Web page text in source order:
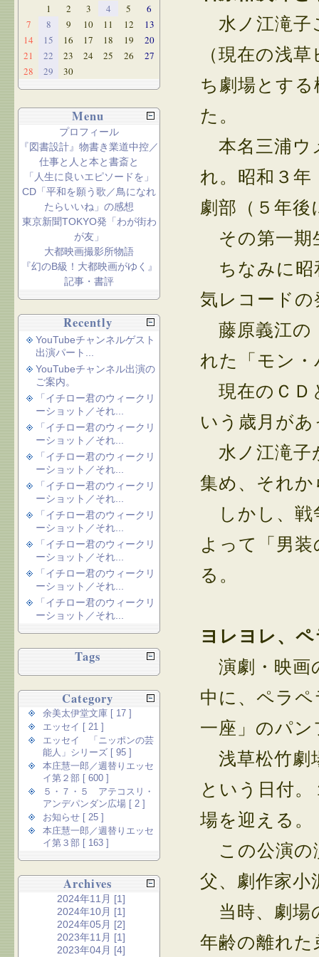
水ノ江滝子
（現在の浅
ち劇場とす
た。
本名三浦ウ
れ。昭和３年
劇部（５年後
その第一期
ちなみに昭
気レコード
藤原義江の
れた「モン
現在のＣＤ
いう歳月が
水ノ江滝子
集め、それ
しかし、戦
よって「男
る。
ヨレヨレ、
演劇・映画
中に、ペラ
一座」のパ
浅草松竹劇
という日付
場を迎える。
この公演の
父、劇作家小
当時、劇場
年齢の離れ
1 2 3 4 5
6
7
8 9 10 11 12
13
14
15 16 17 18 19
20
21
22 23 24 25 26
27
28
29 30
Menu
プロフィール
『図書設計』物書き業道中控／
仕事と人と本と書斎と
「人生に良いエピソードを」
CD「平和を願う歌／鳥になれ
たらいいね」の感想
東京新聞TOKYO発「わが街わ
が友」
大都映画撮影所物語
『幻のB級！大都映画がゆく』
記事・書評
Recently
YouTubeチャンネルゲスト
出演パート...
YouTubeチャンネル出演の
ご案内。
「イチロー君のウィークリ
ーショット／それ...
「イチロー君のウィークリ
ーショット／それ...
「イチロー君のウィークリ
ーショット／それ...
「イチロー君のウィークリ
ーショット／それ...
「イチロー君のウィークリ
ーショット／それ...
「イチロー君のウィークリ
ーショット／それ...
「イチロー君のウィークリ
ーショット／それ...
「イチロー君のウィークリ
ーショット／それ...
Tags
Category
余美太伊堂文庫 [ 17 ]
エッセイ [ 21 ]
エッセイ 「ニッポンの芸
能人」シリーズ [ 95 ]
本庄慧一郎／週替りエッセ
イ第２部 [ 600 ]
５・７・５ アテコスリ・
アンデパンダン広場 [ 2 ]
お知らせ [ 25 ]
本庄慧一郎／週替りエッセ
イ第３部 [ 163 ]
Archives
2024年11月 [1]
2024年10月 [1]
2024年05月 [2]
2023年11月 [1]
2023年04月 [4]